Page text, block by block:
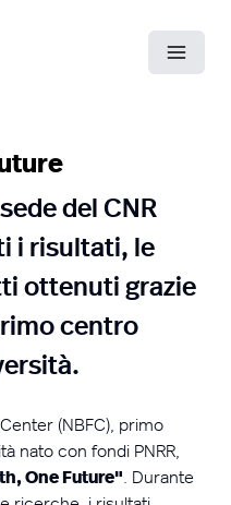
del CNR
i risultati, le
ottenuti grazie
centro
(NBFC), primo
nato con fondi PNRR,
One Future" . Durante